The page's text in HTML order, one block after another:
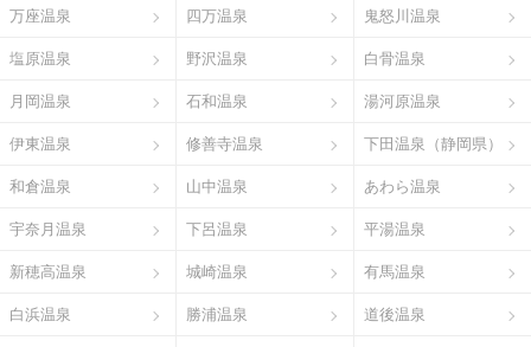
万座温泉 四万温泉 鬼怒川温泉
塩原温泉 野沢温泉 白骨温泉
月岡温泉 石和温泉 湯河原温泉
伊東温泉 修善寺温泉 下田温泉（静岡県）
和倉温泉 山中温泉 あわら温泉
宇奈月温泉 下呂温泉 平湯温泉
新穂高温泉 城崎温泉 有馬温泉
白浜温泉 勝浦温泉 道後温泉